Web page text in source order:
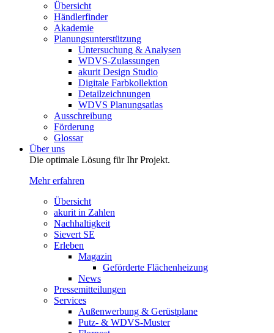
Übersicht
Händlerfinder
Akademie
Planungsunterstützung
Untersuchung & Analysen
WDVS-Zulassungen
akurit Design Studio
Digitale Farbkollektion
Detailzeichnungen
WDVS Planungsatlas
Ausschreibung
Förderung
Glossar
Über uns
Die optimale Lösung für Ihr Projekt.
Mehr erfahren
Übersicht
akurit in Zahlen
Nachhaltigkeit
Sievert SE
Erleben
Magazin
Geförderte Flächenheizung
News
Pressemitteilungen
Services
Außenwerbung & Gerüstplane
Putz- & WDVS-Muster